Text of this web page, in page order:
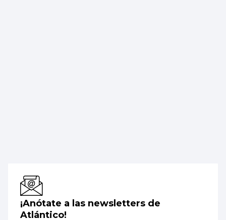
¡Anótate a las newsletters de
Atlántico!